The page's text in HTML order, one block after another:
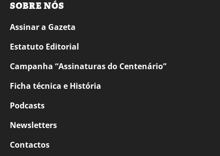
SOBRE NÓS
Assinar a Gazeta
Estatuto Editorial
Campanha “Assinaturas do Centenário”
Ficha técnica e História
Podcasts
Newsletters
Contactos